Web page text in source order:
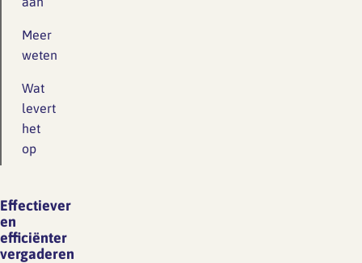
Meer
weten
Wat
levert
het
op
Effectiever
en
efficiënter
vergaderen